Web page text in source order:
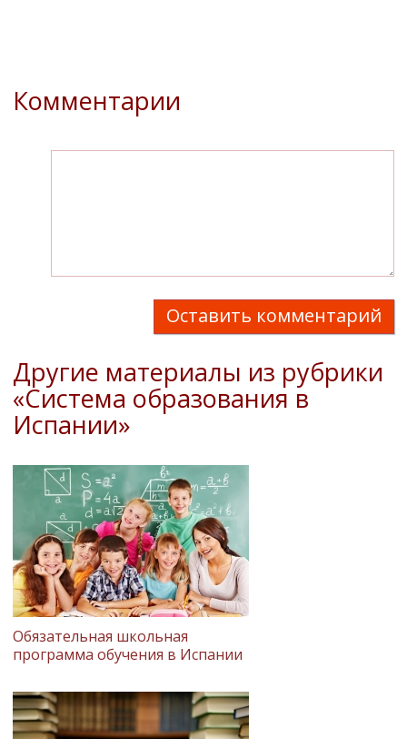
Комментарии
Оставить комментарий
Другие материалы из рубрики
«Система образования в
Испании»
Обязательная школьная
программа обучения в Испании